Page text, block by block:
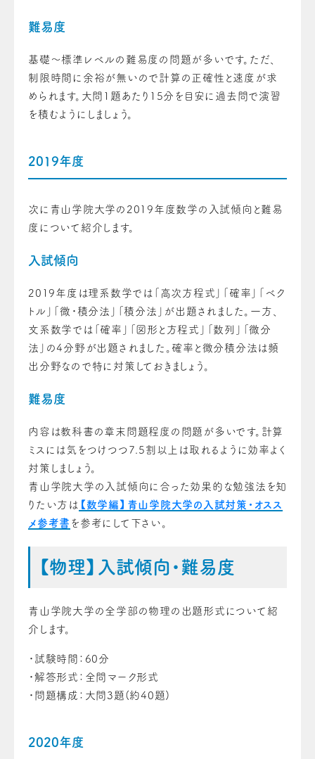
難易度
基礎～標準レベルの難易度の問題が多いです。ただ、
制限時間に余裕が無いので計算の正確性と速度が求
められます。大問1題あたり15分を目安に過去問で演習
を積むようにしましょう。
2019年度
次に青山学院大学の2019年度数学の入試傾向と難易
度について紹介します。
入試傾向
2019年度は理系数学では「高次方程式」「確率」「ベク
トル」「微・積分法」「積分法」が出題されました。一方、
文系数学では「確率」「図形と方程式」「数列」「微分
法」の4分野が出題されました。確率と微分積分法は頻
出分野なので特に対策しておきましょう。
難易度
内容は教科書の章末問題程度の問題が多いです。計算
ミスには気をつけつつ7.5割以上は取れるように効率よく
対策しましょう。
青山学院大学の入試傾向に合った効果的な勉強法を知
りたい方は 【数学編】青山学院大学の入試対策・オスス
メ参考書 を参考にして下さい。
【物理】入試傾向・難易度
青山学院大学の全学部の物理の出題形式について紹
介します。
・試験時間：60分
・解答形式：全問マーク形式
・問題構成：大問3題(約40題)
2020年度